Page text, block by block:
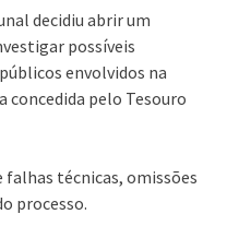
decidiu abrir um
possíveis
envolvidos na
concedida pelo Tesouro
falhas técnicas, omissões
processo.